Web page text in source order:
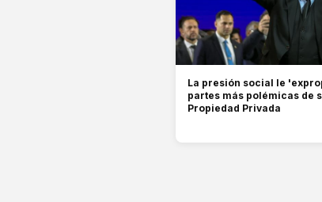
La presión social le
partes más polémicas de
Propiedad Privada